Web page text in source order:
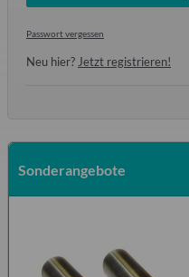
Passwort vergessen
Neu hier? Jetzt registrieren!
Sonderangebote